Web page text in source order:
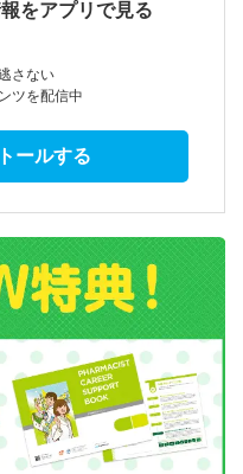
をアプリで見る
さない
ツを配信中
ールする